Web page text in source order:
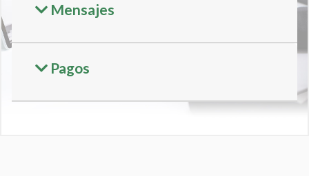
Mensajes
Pagos